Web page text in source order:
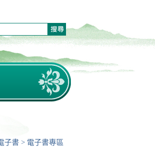
子書 > 電子書專區